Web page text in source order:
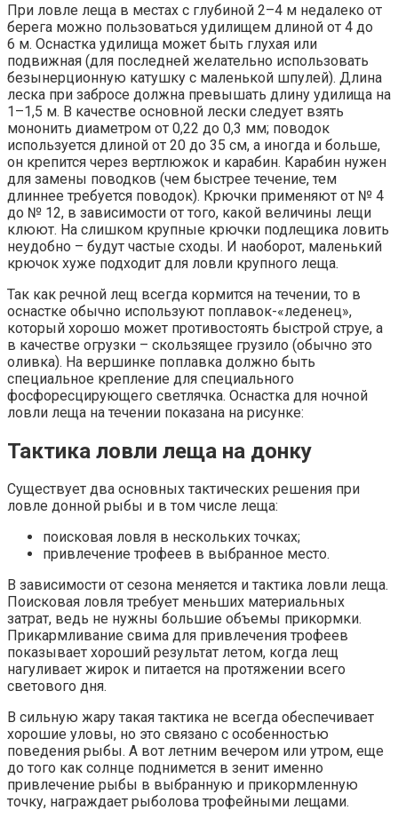
При ловле леща в местах с глубиной 2–4 м недалеко от
берега можно пользоваться удилищем длиной от 4 до
6 м. Оснастка удилища может быть глухая или
подвижная (для последней желательно использовать
безынерционную катушку с маленькой шпулей). Длина
леска при забросе должна превышать длину удилища на
1–1,5 м. В качестве основной лески следует взять
мононить диаметром от 0,22 до 0,3 мм; поводок
используется длиной от 20 до 35 см, а иногда и больше,
он крепится через вертлюжок и карабин. Карабин нужен
для замены поводков (чем быстрее течение, тем
длиннее требуется поводок). Крючки применяют от № 4
до № 12, в зависимости от того, какой величины лещи
клюют. На слишком крупные крючки подлещика ловить
неудобно – будут частые сходы. И наоборот, маленький
крючок хуже подходит для ловли крупного леща.
Так как речной лещ всегда кормится на течении, то в
оснастке обычно используют поплавок-«леденец»,
который хорошо может противостоять быстрой струе, а
в качестве огрузки – скользящее грузило (обычно это
оливка). На вершинке поплавка должно быть
специальное крепление для специального
фосфоресцирующего светлячка. Оснастка для ночной
ловли леща на течении показана на рисунке:
Тактика ловли леща на донку
Существует два основных тактических решения при
ловле донной рыбы и в том числе леща:
поисковая ловля в нескольких точках;
привлечение трофеев в выбранное место.
В зависимости от сезона меняется и тактика ловли леща.
Поисковая ловля требует меньших материальных
затрат, ведь не нужны большие объемы прикормки.
Прикармливание свима для привлечения трофеев
показывает хороший результат летом, когда лещ
нагуливает жирок и питается на протяжении всего
светового дня.
В сильную жару такая тактика не всегда обеспечивает
хорошие уловы, но это связано с особенностью
поведения рыбы. А вот летним вечером или утром, еще
до того как солнце поднимется в зенит именно
привлечение рыбы в выбранную и прикормленную
точку, награждает рыболова трофейными лещами.